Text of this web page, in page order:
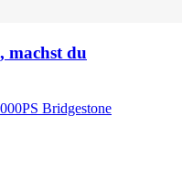
machst du
Bridgestone